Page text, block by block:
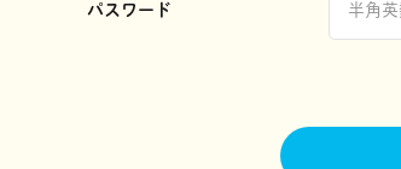
パスワード